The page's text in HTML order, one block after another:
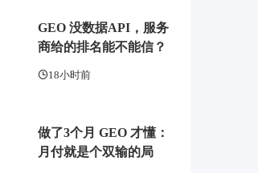
GEO 没数据API，服务
商给的排名能不能信？
18小时前
做了3个月 GEO 才懂：
月付就是个双输的局